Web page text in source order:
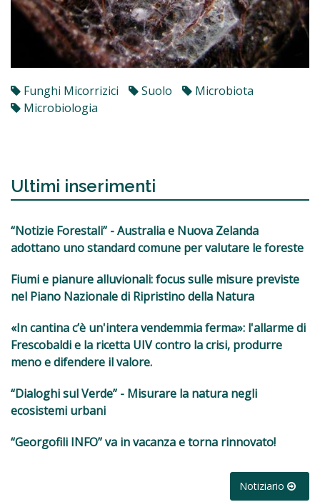
Funghi Micorrizici Suolo
Microbiota
Microbiologia
Ultimi inserimenti
“Notizie Forestali” - Australia e Nuova Zelanda
adottano uno standard comune per valutare le foreste
Fiumi e pianure alluvionali: focus sulle misure previste
nel Piano Nazionale di Ripristino della Natura
«In cantina c’è un'intera vendemmia ferma»: l'allarme di
Frescobaldi e la ricetta UIV contro la crisi, produrre
meno e difendere il valore.
“Dialoghi sul Verde” - Misurare la natura negli
ecosistemi urbani
“Georgofili INFO” va in vacanza e torna rinnovato!
Notiziario